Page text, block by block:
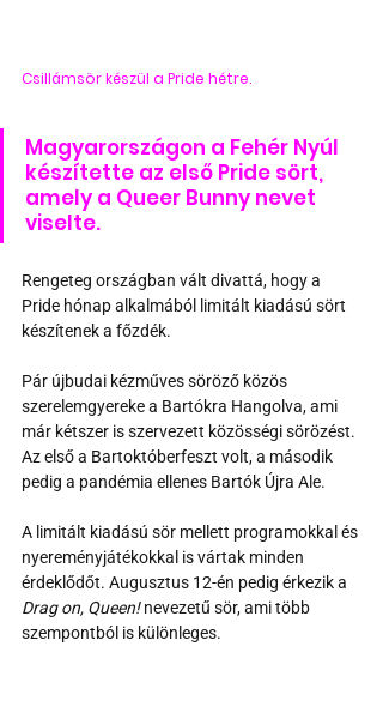
Csillámsör készül a Pride hétre.
Magyarországon a Fehér Nyúl
készítette az első Pride sört,
amely a Queer Bunny nevet
viselte.
Rengeteg országban vált divattá, hogy a
Pride hónap alkalmából limitált kiadású sört
készítenek a főzdék.
Pár újbudai kézműves söröző közös
szerelemgyereke a Bartókra Hangolva, ami
már kétszer is szervezett közösségi sörözést.
Az első a Bartoktóberfeszt volt, a második
pedig a pandémia ellenes Bartók Újra Ale.
A limitált kiadású sör mellett programokkal és
nyereményjátékokkal is vártak minden
érdeklődőt. Augusztus 12-én pedig érkezik a
Drag on, Queen! nevezetű sör, ami több
szempontból is különleges.